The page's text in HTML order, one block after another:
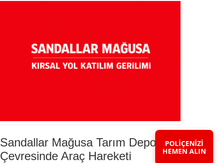
Sandallar Mağusa Tarım Depoları
Çevresinde Araç Hareketi
POLİÇENİZİ
HEMEN ALIN